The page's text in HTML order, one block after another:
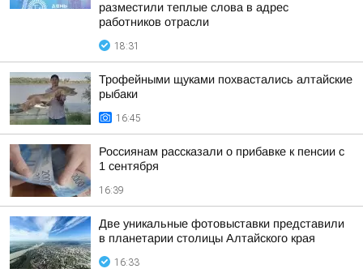
разместили теплые слова в адрес
работников отрасли
18:31
Трофейными щуками похвастались алтайские
рыбаки
16:45
Россиянам рассказали о прибавке к пенсии с
1 сентября
16:39
Две уникальные фотовыставки представили
в планетарии столицы Алтайского края
16:33